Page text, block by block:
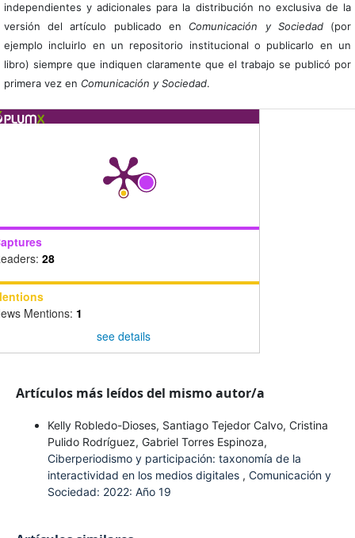
independientes y adicionales para la distribución no exclusiva de la
versión del artículo publicado en Comunicación y Sociedad(por
ejemplo incluirlo en un repositorio institucional o publicarlo en un
libro) siempre que indiquen claramente que el trabajo se publicó por
primera vez en Comunicación y Sociedad.
28
Mentions: 1
see details
Artículos más leídos del mismo autor/a
Kelly Robledo-Dioses, Santiago Tejedor Calvo, Cristina
Pulido Rodríguez, Gabriel Torres Espinoza,
Ciberperiodismo y participación: taxonomía de la
interactividad en los medios digitales , Comunicación y
Sociedad: 2022: Año 19